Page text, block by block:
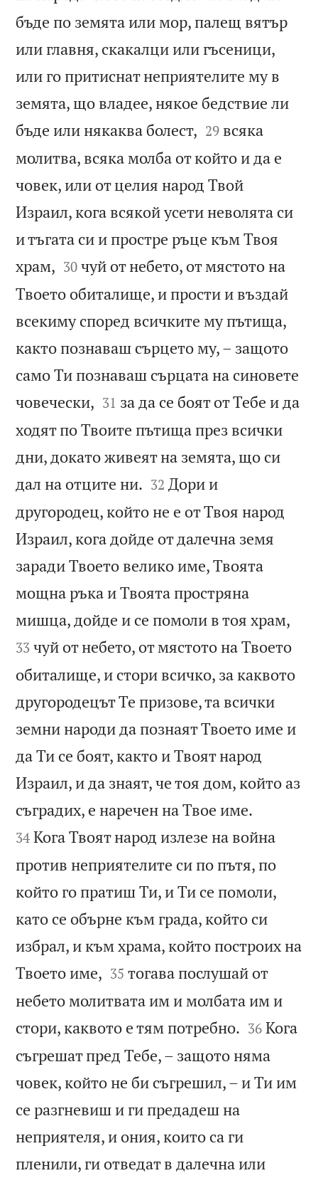
бъде по земята или мор, палещ вятър
или главня, скакалци или гъсеници,
или го притиснат неприятелите му в
земята, що владее, някое бедствие ли
бъде или някаква болест, 

29 всяка
молитва, всяка молба от който и да е
човек, или от целия народ Твой
Израил, кога всякой усети неволята си
и тъгата си и простре ръце към Твоя
храм, 

30 чуй от небето, от мястото на
Твоето обиталище, и прости и въздай
всекиму според всичките му пътища,
както познаваш сърцето му, – защото
само Ти познаваш сърцата на синовете
човечески, 

31 за да се боят от Тебе и да
ходят по Твоите пътища през всички
дни, докато живеят на земята, що си
дал на отците ни. 

32 Дори и
другородец, който не е от Твоя народ
Израил, кога дойде от далечна земя
заради Твоето велико име, Твоята
мощна ръка и Твоята простряна
мишца, дойде и се помоли в тоя храм,
33 чуй от небето, от мястото на Твоето
обиталище, и стори всичко, за каквото
другородецът Те призове, та всички
земни народи да познаят Твоето име и
да Ти се боят, както и Твоят народ
Израил, и да знаят, че тоя дом, който аз
съградих, е наречен на Твое име.
34 Кога Твоят народ излезе на война
против неприятелите си по пътя, по
който го пратиш Ти, и Ти се помоли,
като се обърне към града, който си
избрал, и към храма, който построих на
Твоето име, 

35 тогава послушай от
небето молитвата им и молбата им и
стори, каквото е тям потребно. 

36 Кога
съгрешат пред Тебе, – защото няма
човек, който не би съгрешил, – и Ти им
се разгневиш и ги предадеш на
неприятеля, и ония, които са ги
пленили, ги отведат в далечна или